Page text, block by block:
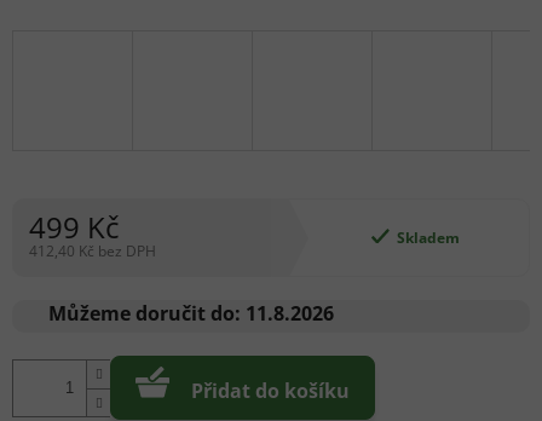
499 Kč
412,40 Kč bez DPH
cena:
Skladem
Můžeme doručit do: 11.8.2026
Přidat do košíku